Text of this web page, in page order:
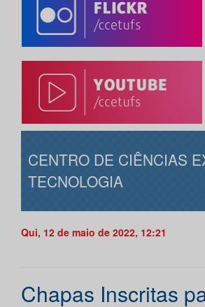
CENTRO DE CIÊNCIAS
TECNOLOGIA
Qui, 12 de maio de 2022, 12:21
Chapas Inscritas